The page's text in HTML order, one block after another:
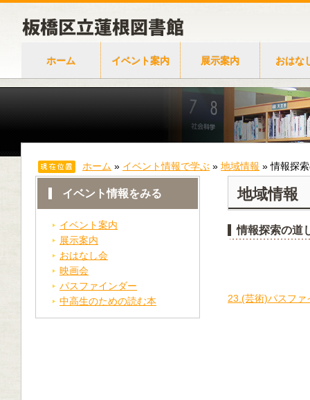
ホーム イベント案内 展示案内 おはな
ホーム » イベント情報で学ぶ » 地域情報 »情報探
イベント情報をみる
イベント案内
展示案内
おはなし会
映画会
パスファインダー
中高生のための読む本
地域情報
情報探索の道
23.(芸術)パスファ